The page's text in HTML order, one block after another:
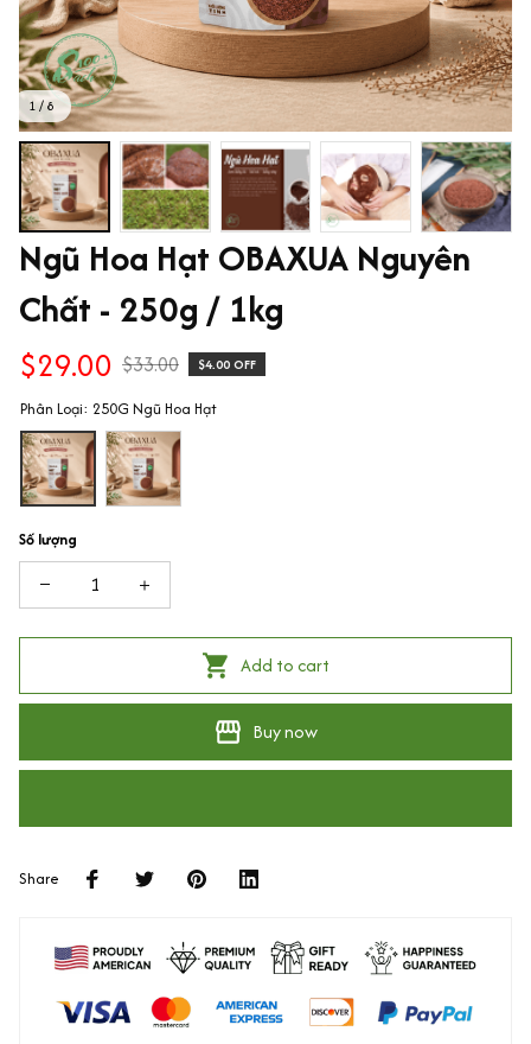
1 / 8
Ngũ Hoa Hạt OBAXUA Nguyên
Chất - 250g / 1kg
$29.00 $33.00 $4.00 OFF
Phân Loại: 250G Ngũ Hoa Hạt
Số lượng
Add to cart
Buy now
Share